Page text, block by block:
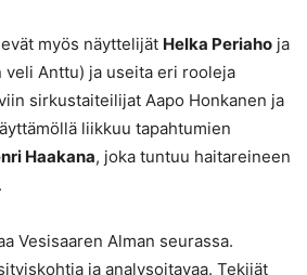
myös näyttelijät Helka Periaho ja
veli Anttu) ja useita eri rooleja
sirkustaiteilijat Aapo Honkanen ja
liikkuu tapahtumien
Haakana, joka tuntuu haitareineen
Vesisaaren Alman seurassa.
ja analysoitavaa. Tekijät